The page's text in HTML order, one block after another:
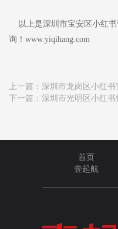
以上是深圳市宝安区小红书
询！www.yiqihang.com
上一篇： 深圳市龙岗区小红
下一篇： 深圳市光明区小红
首页
壹起航